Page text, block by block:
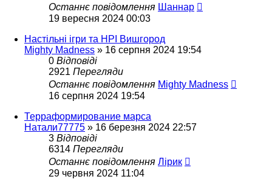
Останнє повідомлення Шаннар
19 вересня 2024 00:03
Настільні ігри та НРІ Вишгород
Mighty Madness » 16 серпня 2024 19:54
0 Відповіді
2921 Перегляди
Останнє повідомлення Mighty Madness
16 серпня 2024 19:54
Терраформирование марса
Натали77775 » 16 березня 2024 22:57
3 Відповіді
6314 Перегляди
Останнє повідомлення Лірик
29 червня 2024 11:04